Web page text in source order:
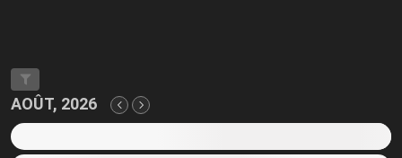
AOÛT, 2026